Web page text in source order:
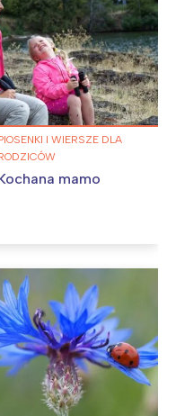
I WIERSZE DLA
mamo